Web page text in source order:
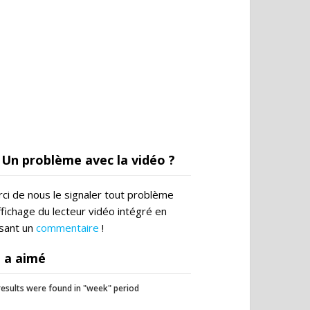
Un problème avec la vidéo ?
de nous le signaler tout problème
du lecteur vidéo intégré en
un commentaire !
a aimé
were found in "week" period